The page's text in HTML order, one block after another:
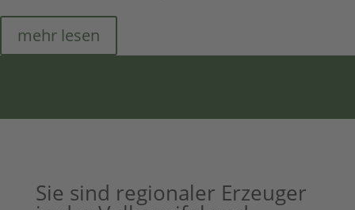
mehr lesen
Sie sind regionaler Erzeuger